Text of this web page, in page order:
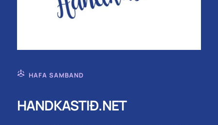
HAFA SAMBAND
HANDKASTIÐ.NET